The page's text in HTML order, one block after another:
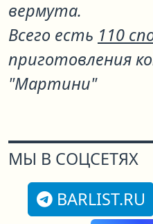
вермута.
Всего есть 110
приготовления
"Мартини"
МЫ В СОЦСЕТЯХ
BARLIST.RU